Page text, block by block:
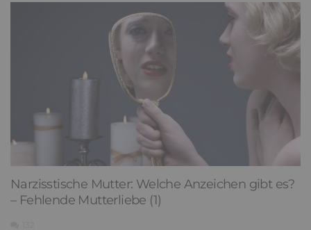
Narzisstische Mutter: Welche Anzeichen gibt es?
– Fehlende Mutterliebe (1)